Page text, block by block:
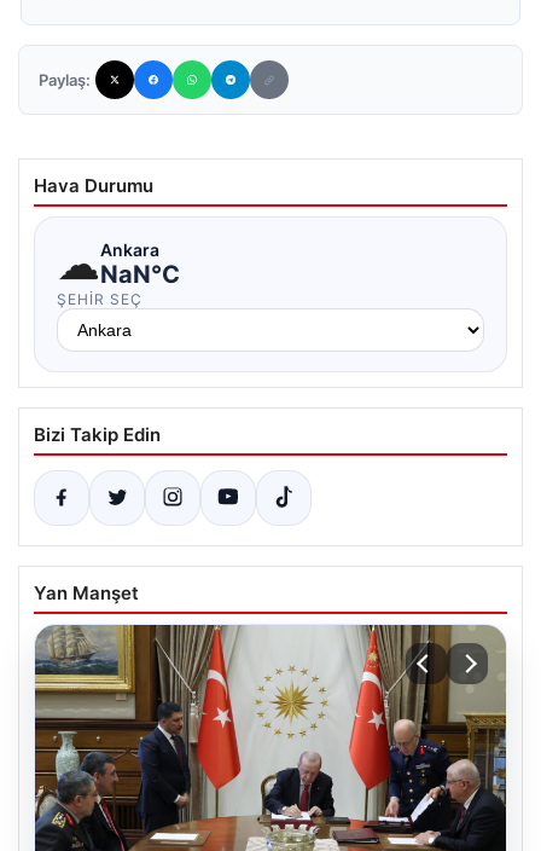
Paylaş:
Hava Durumu
☁Ankara
NaN°C
ŞEHIR SEÇ
Bizi Takip Edin
Yan Manşet